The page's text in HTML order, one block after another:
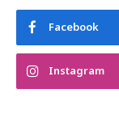
Facebook
Instagram